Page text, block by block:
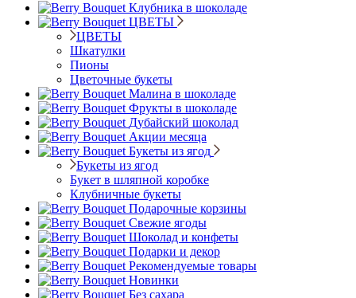
Клубника в шоколаде
ЦВЕТЫ
ЦВЕТЫ
Шкатулки
Пионы
Цветочные букеты
Малина в шоколаде
Фрукты в шоколаде
Дубайский шоколад
Акции месяца
Букеты из ягод
Букеты из ягод
Букет в шляпной коробке
Клубничные букеты
Подарочные корзины
Свежие ягоды
Шоколад и конфеты
Подарки и декор
Рекомендуемые товары
Новинки
Без сахара